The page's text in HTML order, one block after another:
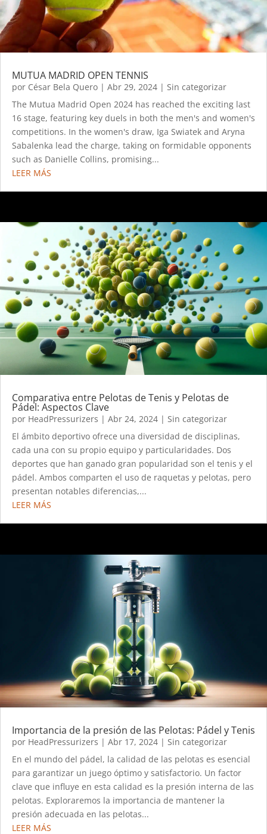
MUTUA MADRID OPEN TENNIS
por César Bela Quero | Abr 29, 2024 | Sin categorizar
The Mutua Madrid Open 2024 has reached the exciting last
16 stage, featuring key duels in both the men's and women's
competitions. In the women's draw, Iga Swiatek and Aryna
Sabalenka lead the charge, taking on formidable opponents
such as Danielle Collins, promising...
LEER MÁS
Comparativa entre Pelotas de Tenis y Pelotas de
Pádel: Aspectos Clave
por HeadPressurizers | Abr 24, 2024 | Sin categorizar
El ámbito deportivo ofrece una diversidad de disciplinas,
cada una con su propio equipo y particularidades. Dos
deportes que han ganado gran popularidad son el tenis y el
pádel. Ambos comparten el uso de raquetas y pelotas, pero
presentan notables diferencias,...
LEER MÁS
Importancia de la presión de las Pelotas: Pádel y Tenis
por HeadPressurizers | Abr 17, 2024 | Sin categorizar
En el mundo del pádel, la calidad de las pelotas es esencial
para garantizar un juego óptimo y satisfactorio. Un factor
clave que influye en esta calidad es la presión interna de las
pelotas. Exploraremos la importancia de mantener la
presión adecuada en las pelotas...
LEER MÁS